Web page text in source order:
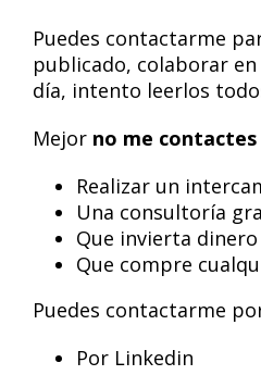
Puedes contactarme
publicado, colaborar
día, intento leerlos
Mejor no me contactes
Realizar un
Una consultoría
Que invierta
Que compre
Puedes contactarme
Por Linkedin